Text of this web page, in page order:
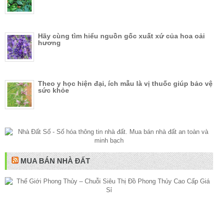
Hãy cùng tìm hiểu nguồn gốc xuất xứ của hoa oải
hương
Theo y học hiện đại, ích mẫu là vị thuốc giúp bảo vệ
sức khỏe
MUA BÁN NHÀ ĐẤT